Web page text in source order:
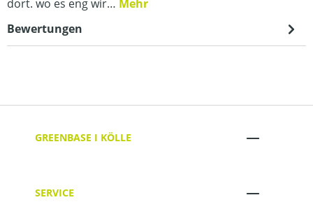
dort. wo es eng wir… Mehr
Bewertungen
GREENBASE I KÖLLE
SERVICE